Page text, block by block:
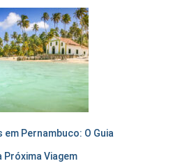
Pernambuco: O Guia
Próxima Viagem